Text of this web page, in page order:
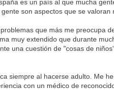
es un país al que mucha
son aspectos que se valoran
que más me preocupa
muy extendido que durante
una cuestión de "cosas de
siempre al hacerse adulto. Me
con un médico de